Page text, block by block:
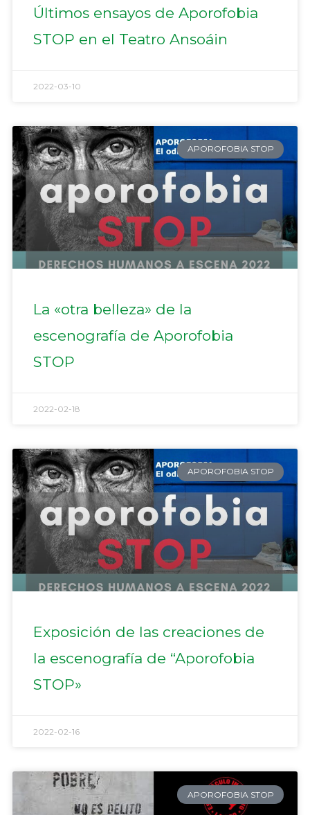
Últimos ensayos de Aporofobia
STOP en el Teatro Ansoáin
2022-03-10
APOROFOBIA STOP
La «otra belleza» de la
escenografía de Aporofobia
STOP
2022-02-18
APOROFOBIA STOP
Exposición de las creaciones de
la escenografía de “Aporofobia
STOP»
2022-02-16
APOROFOBIA STOP